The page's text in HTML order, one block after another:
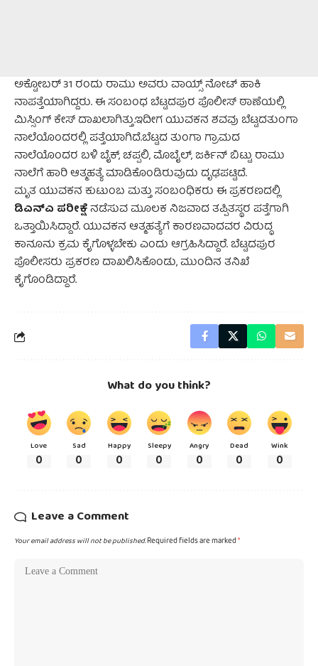
ಅಕ್ಟೋಬರ್ 31 ರಂದು ರಾಮು ಅವರು ವಾಯ್ಸ್‌ ನೋಟ್ ಹಾಕಿ
ನಾಪತ್ತೆಯಾಗಿದ್ದರು. ಈ ಸಂಬಂಧ ಬೆಟ್ಟದಪುರ ಪೊಲೀಸ್ ಠಾಣೆಯಲ್ಲಿ
ಮಿಸ್ಸಿಂಗ್ ಕೇಸ್ ದಾಖಲಾಗಿತ್ತು.ಇದೀಗ ಯುವಕನ ಶವವು ಬೆಟ್ಟದತುಂಗಾ
ನಾಲೆಯೊಂದರಲ್ಲಿ ಪತ್ತೆಯಾಗಿದೆ.ಬೆಟ್ಟದ ತುಂಗಾ ಗ್ರಾಮದ
ನಾಲೆಯೊಂದರ ಬಳಿ ಬೈಕ್, ಚಪ್ಪಲಿ, ಮೊಬೈಲ್, ಜರ್ಕಿನ್ ಬಿಟ್ಟು ರಾಮು
ನಾಲೆಗೆ ಹಾರಿ ಆತ್ಮಹತ್ಯೆ ಮಾಡಿಕೊಂಡಿರುವುದು ದೃಢಪಟ್ಟಿದೆ.
ಮೃತ ಯುವಕನ ಕುಟುಂಬ ಮತ್ತು ಸಂಬಂಧಿಕರು ಈ ಪ್ರಕರಣದಲ್ಲಿ
ಡಿಎನ್‌ಎ ಪರೀಕ್ಷೆನಡೆಸುವ ಮೂಲಕ ನಿಜವಾದ ತಪ್ಪಿತಸ್ಥರ ಪತ್ತೆಗಾಗಿ
ಒತ್ತಾಯಿಸಿದ್ದಾರೆ. ಯುವಕನ ಆತ್ಮಹತ್ಯೆಗೆ ಕಾರಣವಾದವರ ವಿರುದ್ಧ
ಕಾನೂನು ಕ್ರಮ ಕೈಗೊಳ್ಳಬೇಕು ಎಂದು ಆಗ್ರಹಿಸಿದ್ದಾರೆ. ಬೆಟ್ಟದಪುರ
ಪೊಲೀಸರು ಪ್ರಕರಣ ದಾಖಲಿಸಿಕೊಂಡು, ಮುಂದಿನ ತನಿಖೆ
ಕೈಗೊಂಡಿದ್ದಾರೆ.
What do you think?
Love
0
Sad
0
Happy
0
Sleepy
0
Angry
0
Dead
0
Wink
0
Leave a Comment
Your email address will not be published.Required fields are marked*